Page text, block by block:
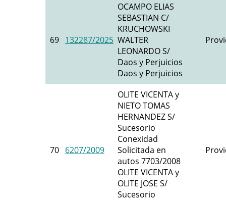
69 132287/2025
OCAMPO ELIAS
SEBASTIAN C/
KRUCHOWSKI
WALTER
LEONARDO S/
Daos y Perjuicios
Daos y Perjuicios
70 6207/2009
OLITE VICENTA y
NIETO TOMAS
HERNANDEZ S/
Sucesorio
Conexidad
Solicitada en
autos 7703/2008
OLITE VICENTA y
OLITE JOSE S/
Sucesorio